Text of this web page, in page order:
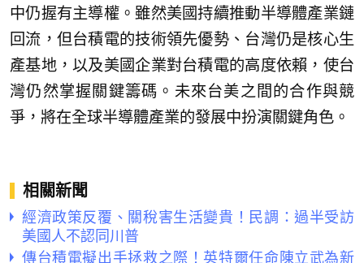
中仍握有主導權。雖然美國持續推動半導體產業鏈
回流，但台積電的技術領先優勢、台灣仍是核心生
產基地，以及美國企業對台積電的高度依賴，使台
灣仍然掌握關鍵籌碼。未來台美之間的合作與競
爭，將在全球半導體產業的發展中扮演關鍵角色。
相關新聞
經濟政策反覆、關稅害生活變貴！民調：過半受訪
美國人不認同川普
傳台積電擬出手拯救之際！英特爾任命陳立武為新